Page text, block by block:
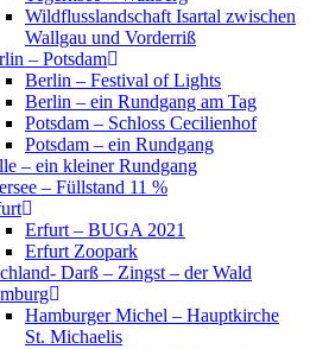
Wildflusslandschaft Isartal zwischen
Wallgau und Vorderriß
– Potsdam
Berlin – Festival of Lights
Berlin – ein Rundgang am Tag
Potsdam – Schloss Cecilienhof
Potsdam – ein Rundgang
– ein kleiner Rundgang
– Füllstand 11 %
Erfurt – BUGA 2021
Erfurt Zoopark
Darß – Zingst – der Wald
Hamburger Michel – Hauptkirche
St. Michaelis